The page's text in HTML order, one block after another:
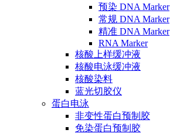
预染 DNA Marker
常规 DNA Marker
精准 DNA Marker
RNA Marker
核酸上样缓冲液
核酸电泳缓冲液
核酸染料
蓝光切胶仪
蛋白电泳
非变性蛋白预制胶
免染蛋白预制胶